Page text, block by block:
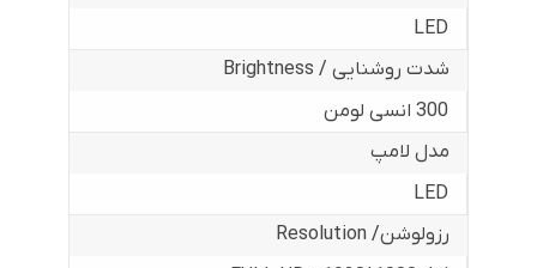
LED
شدت روشنایی / Brightness
300 انسی لومن
مدل لامپ
LED
رزولوشن/ Resolution